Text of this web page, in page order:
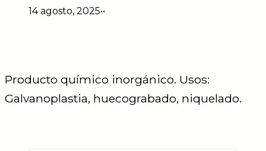
14 agosto, 2025••
Producto químico inorgánico. Usos:
Galvanoplastia, huecograbado, niquelado.